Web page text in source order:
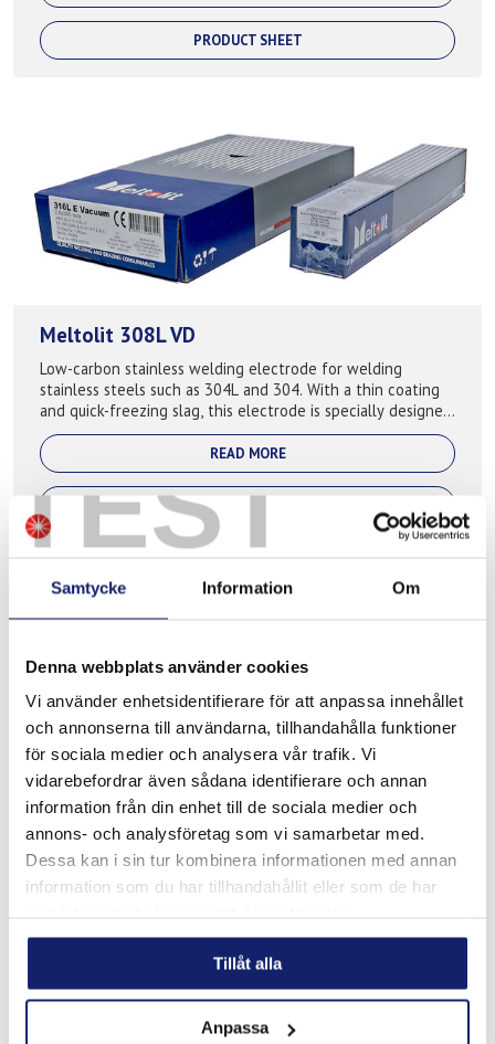
TEST
Samtycke Information Om
Denna webbplats använder cookies
Vi använder enhetsidentifierare för att anpassa innehållet
och annonserna till användarna, tillhandahålla funktioner
för sociala medier och analysera vår trafik. Vi
vidarebefordrar även sådana identifierare och annan
information från din enhet till de sociala medier och
annons- och analysföretag som vi samarbetar med.
Dessa kan i sin tur kombinera informationen med annan
information som du har tillhandahållit eller som de har
Tillåt alla
Anpassa
PRODUCT SHEET
Meltolit 308L VD
Low-carbon stainless welding electrode for welding
stainless steels such as 304L and 304. With a thin coating
and quick-freezing slag, this electrode is specially designed
for welding thin-walled p...
READ MORE
PRODUCT SHEET
Meltolit 16/5 Mo E
Designed for welding corrosion resistant martensitic-
ferritic rolled steels of same composition. For build up and
repair of cast steels, propellers, valves, shafts and other
applications in water t...
PRODUCT SHEET